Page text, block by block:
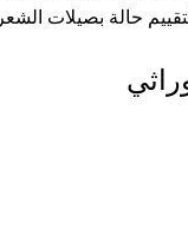
حالة بصيلات الشعر